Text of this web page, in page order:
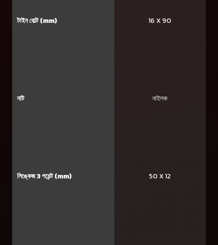
টাইন বোল্ট (mm)
নাট
লিঙ্কেজ 3 পয়েন্ট (mm)
16 X 90
নাইলক
50 X 12